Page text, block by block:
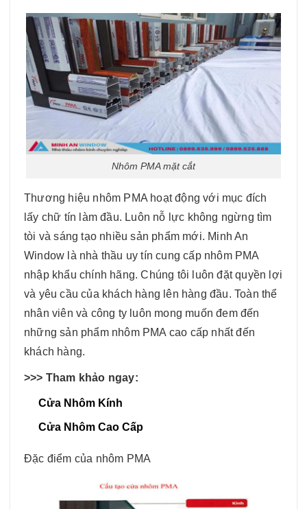
Nhôm PMA mặt cắt
Thương hiệu nhôm PMA hoạt động với mục đích
lấy chữ tín làm đầu. Luôn nỗ lực không ngừng tìm
tòi và sáng tạo nhiều sản phẩm mới. Minh An
Window là nhà thầu uy tín cung cấp nhôm PMA
nhập khẩu chính hãng. Chúng tôi luôn đặt quyền lợi
và yêu cầu của khách hàng lên hàng đầu. Toàn thể
nhân viên và công ty luôn mong muốn đem đến
những sản phẩm nhôm PMA cao cấp nhất đến
khách hàng.
>>> Tham khảo ngay:
Cửa Nhôm Kính
Cửa Nhôm Cao Cấp
Đặc điểm của nhôm PMA